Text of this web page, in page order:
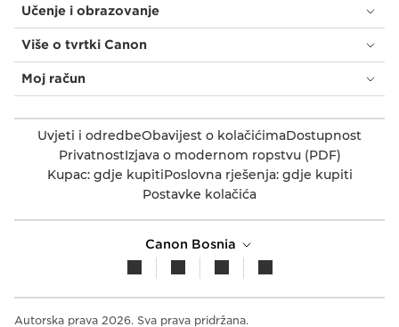
Učenje i obrazovanje
Više o tvrtki Canon
Moj račun
Uvjeti i odredbeObavijest o kolačićimaDostupnost
PrivatnostIzjava o modernom ropstvu (PDF)
Kupac: gdje kupitiPoslovna rješenja: gdje kupiti
Postavke kolačića
Canon Bosnia
Autorska prava 2026. Sva prava pridržana.